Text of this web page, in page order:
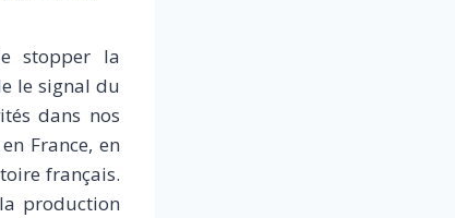
stopper la
le signal du
dans nos
France, en
français.
production